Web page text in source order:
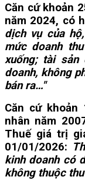
Căn cứ khoản
năm 2024, có
dịch vụ của
mức doanh
xuống; tài sản
doanh, không
bán ra…"
Căn cứ
nhân năm
Thuế giá trị
01/01/2026:
kinh doanh có
không thuộc